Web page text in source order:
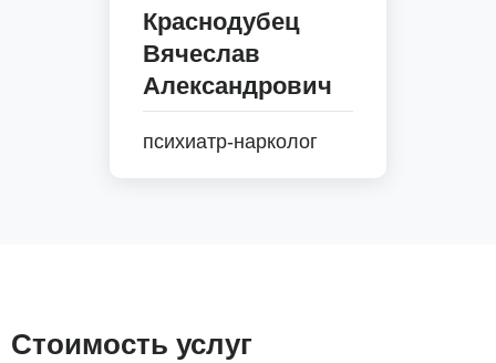
Краснодубец
Вячеслав
Александрович
психиатр-нарколог
Стоимость услуг